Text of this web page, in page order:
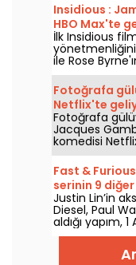
Insidious :
HBO Max'te
İlk Insidious
ile Rose
2026'da HBO
Fotoğrafa
Netflix'te
Fotoğrafa
Jacques
komedisi
izleyiciyle
Fast &
serinin 9
Justin Lin’in
Diesel, Paul
aldığı yapım,
Video’da
bölümünü de